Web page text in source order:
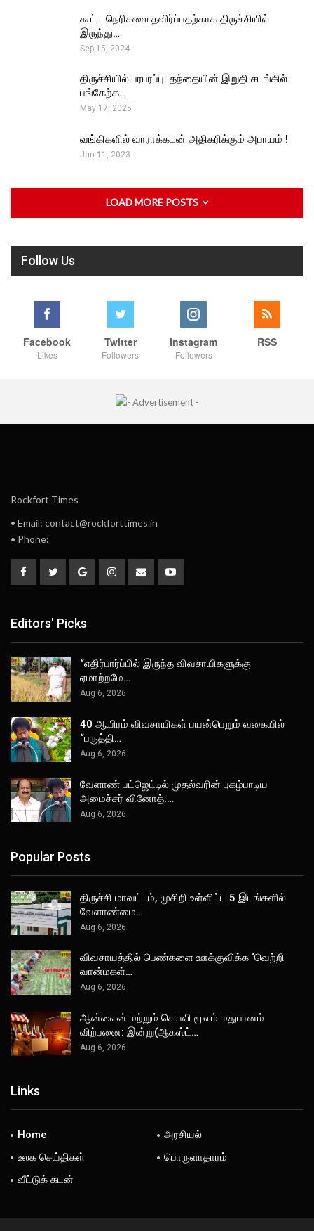
கூட்ட நெரிசலை தவிர்ப்பதற்காக திருச்சியில்
இருந்து…
Sep 15, 2024
திருச்சியில் பரபரப்பு: தந்தையின் இறுதி சடங்கில்
பங்கேற்க…
May 17, 2025
வங்கிகளில் வாராக்கடன் அதிகரிக்கும் அபாயம் !
Jan 11, 2023
LOAD MORE POSTS
Follow Us
Facebook
Likes
Twitter
Followers
Instagram
Followers
RSS
Rockfort Times
• Email: contact@rockforttimes.in
• Phone:
Editors' Picks
“எதிர்பார்ப்பில் இருந்த விவசாயிகளுக்கு
ஏமாற்றமே…
Aug 6, 2026
40 ஆயிரம் விவசாயிகள் பயன்பெறும் வகையில்
“பருத்தி…
Aug 6, 2026
வேளாண் பட்ஜெட்டில் முதல்வரின் புகழ்பாடிய
அமைச்சர் வினோத்:…
Aug 6, 2026
Popular Posts
திருச்சி மாவட்டம், முசிறி உள்ளிட்ட 5 இடங்களில்
வேளாண்மை…
Aug 6, 2026
விவசாயத்தில் பெண்களை ஊக்குவிக்க ‘வெற்றி
வான்மகள்…
Aug 6, 2026
ஆன்லைன் மற்றும் செயலி மூலம் மதுபானம்
விற்பனை: இன்று(ஆகஸ்ட்…
Aug 6, 2026
Links
Home
அரசியல்
உலக செய்திகள்
பொருளாதாரம்
வீட்டுக் கடன்